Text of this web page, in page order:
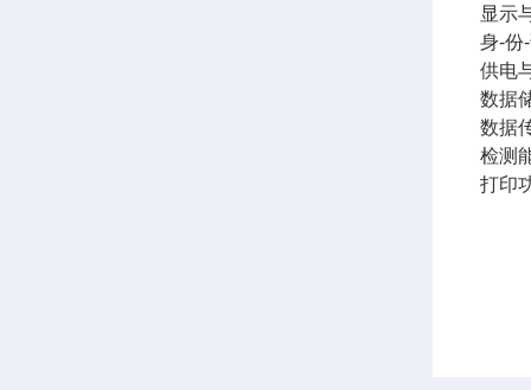
显示
身-份
供电
数据
数据
检测
打印